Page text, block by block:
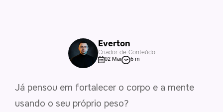
Everton
Criador de Conteúdo
02 Mai 6 m
Já pensou em fortalecer o corpo e a mente
usando o seu próprio peso?